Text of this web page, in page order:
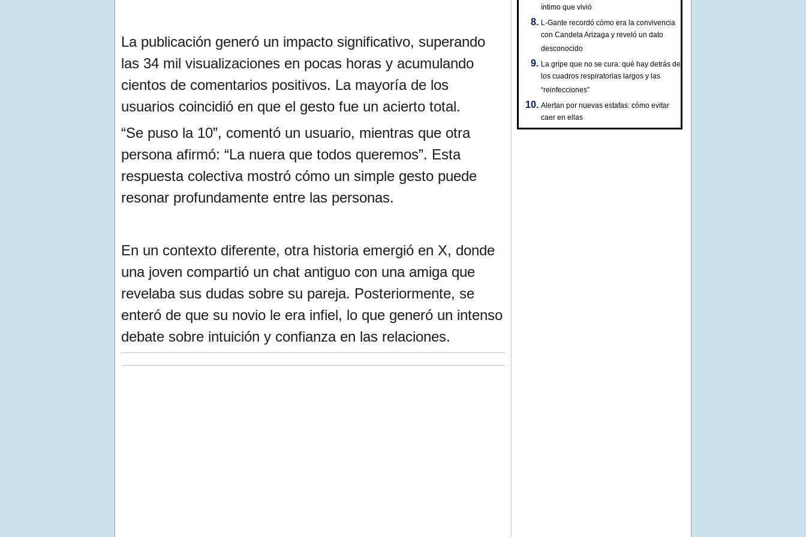
La publicación generó un impacto significativo, superando
las 34 mil visualizaciones en pocas horas y acumulando
cientos de comentarios positivos. La mayoría de los
usuarios coincidió en que el gesto fue un acierto total.
“Se puso la 10”, comentó un usuario, mientras que otra
persona afirmó: “La nuera que todos queremos”. Esta
respuesta colectiva mostró cómo un simple gesto puede
resonar profundamente entre las personas.
En un contexto diferente, otra historia emergió en X, donde
una joven compartió un chat antiguo con una amiga que
revelaba sus dudas sobre su pareja. Posteriormente, se
enteró de que su novio le era infiel, lo que generó un intenso
debate sobre intuición y confianza en las relaciones.
íntimo que vivió
L-Gante recordó cómo era la convivencia
con Candela Arizaga y reveló un dato
desconocido
La gripe que no se cura: qué hay detrás de
los cuadros respiratorias largos y las
“reinfecciones”
Alertan por nuevas estafas: cómo evitar
caer en ellas